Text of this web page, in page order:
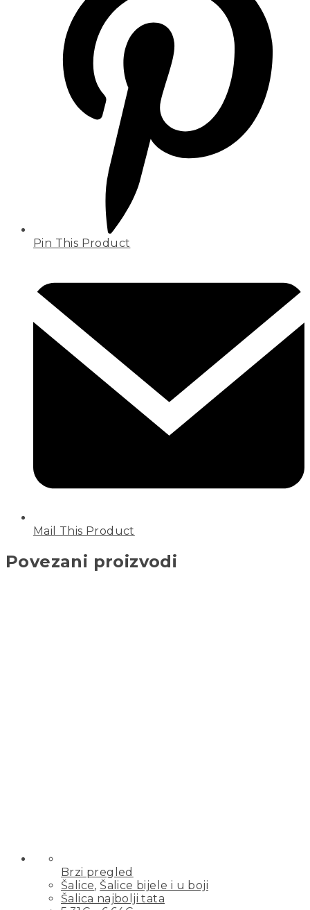
Pin This Product
Mail This Product
Povezani proizvodi
Brzi pregled
Šalice, Šalice bijele i u boji
Šalica najbolji tata